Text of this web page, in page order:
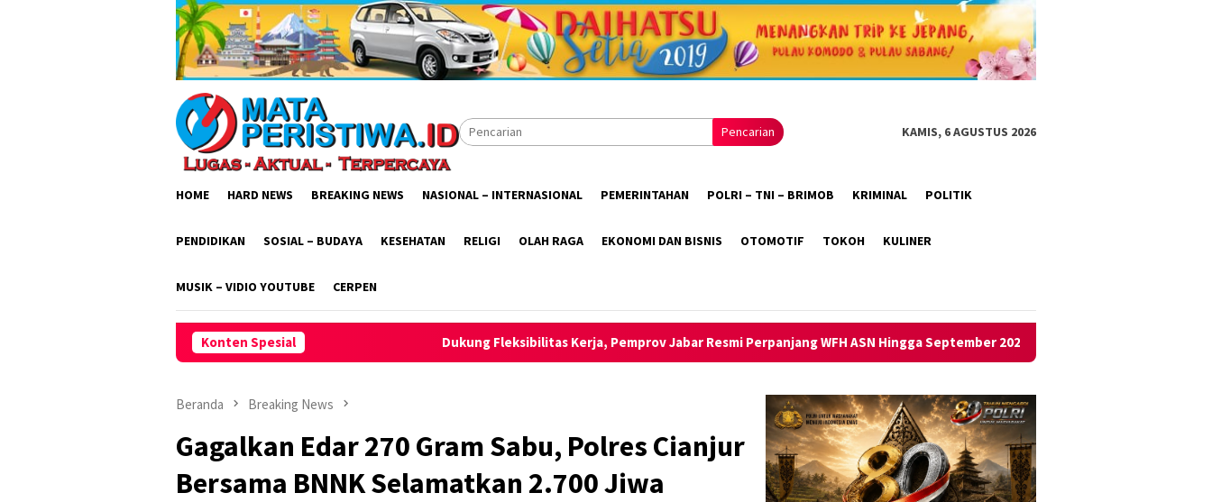
Pencarian KAMIS, 6 AGUSTUS 2026
HOME HARD NEWS BREAKING NEWS NASIONAL – INTERNASIONAL PEMERINTAHAN POLRI – TNI – BRIMOB KRIMINAL POLITIK
PENDIDIKAN SOSIAL – BUDAYA KESEHATAN RELIGI OLAH RAGA EKONOMI DAN BISNIS OTOMOTIF TOKOH KULINER
MUSIK – VIDIO YOUTUBE CERPEN
Konten SpesialDukung Fleksibilitas Kerja, Pemprov Jabar Resmi Perpanjang WFH ASN Hingga September 2026 Gempa M 5,3 Guncang Pangandaran Hingga
Beranda Breaking News
Gagalkan Edar 270 Gram Sabu, Polres Cianjur
Bersama BNNK Selamatkan 2.700 Jiwa